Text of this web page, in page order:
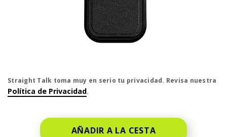
Straight Talk toma muy en serio tu privacidad. Revisa nuestra
Política de Privacidad.
AÑADIR A LA CESTA